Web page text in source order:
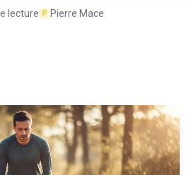
lecture P Pierre Mace